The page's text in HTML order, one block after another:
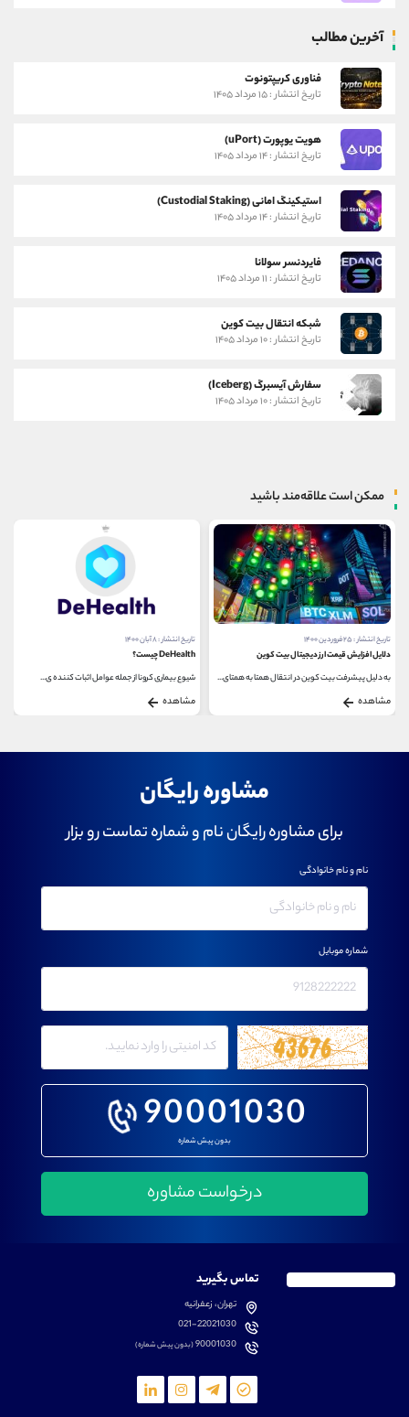
آخرین مطالب
فناوری کریپتونوت
تاریخ انتشار : ۱۵ مرداد ۱۴۰۵
هویت یوپورت (uPort)
تاریخ انتشار : ۱۴ مرداد ۱۴۰۵
استیکینگ امانی (Custodial Staking)
تاریخ انتشار : ۱۴ مرداد ۱۴۰۵
فایردنسر سولانا
تاریخ انتشار : ۱۱ مرداد ۱۴۰۵
شبکه انتقال بیت کوین
تاریخ انتشار : ۱۰ مرداد ۱۴۰۵
سفارش آیسبرگ (Iceberg)
تاریخ انتشار : ۱۰ مرداد ۱۴۰۵
ممکن است علاقه‌مند باشید
تاریخ انتشار : ۸ آبان ۱۴۰۰
DeHealth چیست؟
شیوع بیماری کرونا از جمله عوامل اثبات کننده ی...
مشاهده
تاریخ انتشار : ۲۰ شهریور ۱۴۰۱
بازی های برتر شبکه پالیگان
شبکه پالیگان در اکتبر سال 2017 توسط سه بنیان ‌گذار...
مشاهده
مشاوره رایگان
برای مشاوره رایگان نام و شماره تماست رو بزار
90001030
بدون پیش شماره
نام و نام خانوادگی
شماره موبایل
تماس بگیرید
تهران، زعفرانیه
021-22021030
90001030(بدون پیش شماره)